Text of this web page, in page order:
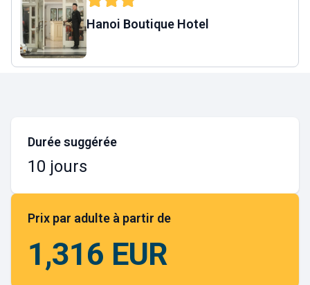
Hanoi Boutique Hotel
Durée suggérée
10 jours
Prix par adulte à partir de
1,316 EUR